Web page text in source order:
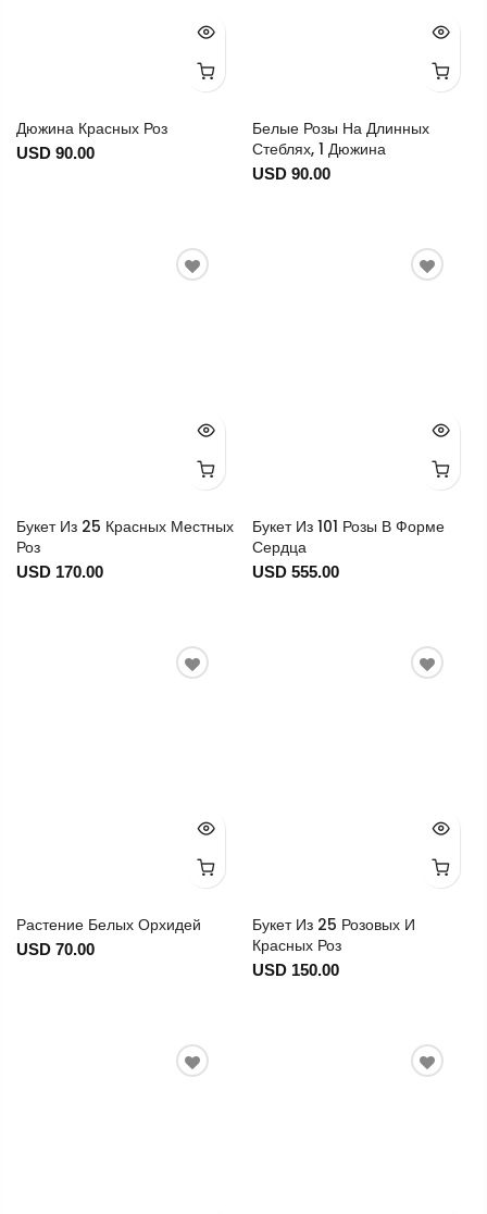
Дюжина Красных Роз
USD 90.00
Белые Розы На Длинных
Стеблях, 1 Дюжина
USD 90.00
Букет Из 25 Красных Местных
Роз
USD 170.00
Букет Из 101 Розы В Форме
Сердца
USD 555.00
Растение Белых Орхидей
USD 70.00
Букет Из 25 Розовых И
Красных Роз
USD 150.00